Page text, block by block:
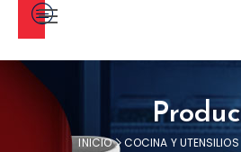
Categorías
INICIO COCINA Y UTENSILIOS